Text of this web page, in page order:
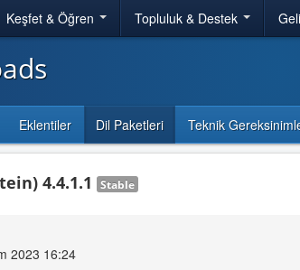
Keşfet & Öğren Topluluk & Destek
Eklentiler Dil Paketleri Teknik
4.4.1.1 Stable
2023 16:24